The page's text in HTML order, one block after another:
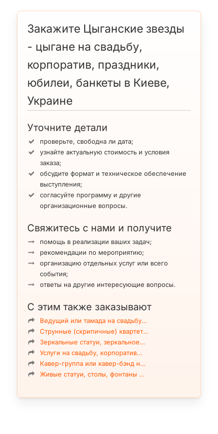
Закажите Цыганские звезды
- цыгане на свадьбу,
корпоратив, праздники,
юбилеи, банкеты в Киеве,
Украине
Уточните детали
проверьте, свободна ли дата;
узнайте актуальную стоимость и условия
заказа;
обсудите формат и техническое обеспечение
выступления;
согласуйте программу и другие
организационные вопросы.
Свяжитесь с нами и получите
помощь в реализации ваших задач;
рекомендации по мероприятию;
организацию отдельных услуг или всего
события;
ответы на другие интересующие вопросы.
С этим также заказывают
Ведущий или тамада на свадьбу…
Струнные (скрипичные) квартет…
Зеркальные статуи, зеркальное…
Услуги на свадьбу, корпоратив…
Кавер-группа или кавер-бэнд н…
Живые статуи, столы, фонтаны …